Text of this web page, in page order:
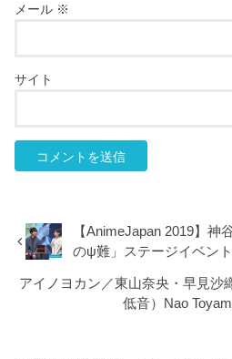
メール ※
サイト
【AnimeJapan 2019】
のψ難」ステージイベント
アイノヨカン／東山奈央・早見沙
低音）Nao